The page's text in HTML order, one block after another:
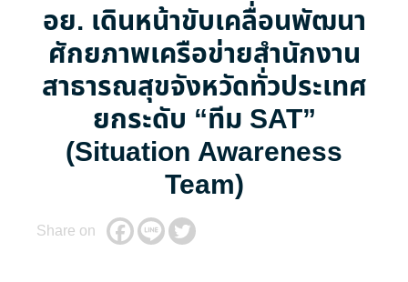
อย. เดินหน้าขับเคลื่อนพัฒนา
ศักยภาพเครือข่ายสำนักงาน
สาธารณสุขจังหวัดทั่วประเทศ
ยกระดับ “ทีม SAT”
(Situation Awareness
Team)
Share on